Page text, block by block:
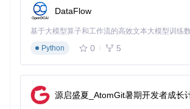
🔧 第三步：启动程序
# 正常启动
# 调试模式（显示识别框）
DataFlow
基于大模型算子和工作流的高效文本大模型训练
Python
0 5
源启盛夏_AtomGit暑期开发者成长